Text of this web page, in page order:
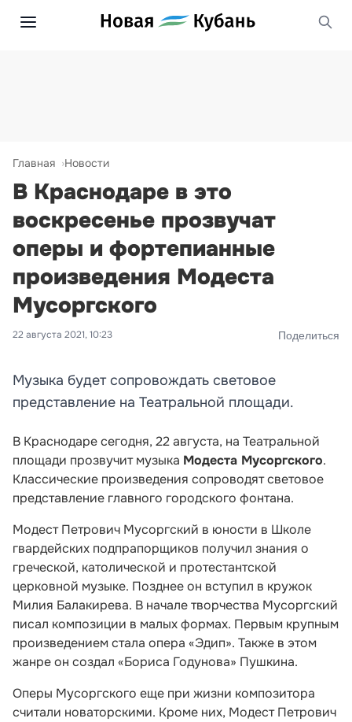
Главная Новости
В Краснодаре в это
воскресенье прозвучат
оперы и фортепианные
произведения Модеста
Мусоргского
22 августа 2021, 10:23 Поделиться
Музыка будет сопровождать световое
представление на Театральной площади.
В Краснодаре сегодня, 22 августа, на Театральной
площади прозвучит музыка Модеста Мусоргского.
Классические произведения сопроводят световое
представление главного городского фонтана.
Модест Петрович Мусоргский в юности в Школе
гвардейских подпрапорщиков получил знания о
греческой, католической и протестантской
церковной музыке. Позднее он вступил в кружок
Милия Балакирева. В начале творчества Мусоргский
писал композиции в малых формах. Первым крупным
произведением стала опера «Эдип». Также в этом
жанре он создал «Бориса Годунова» Пушкина.
Оперы Мусоргского еще при жизни композитора
считали новаторскими. Кроме них, Модест Петрович